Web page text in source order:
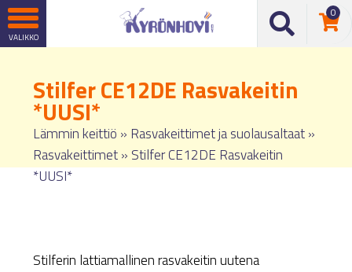
0
Stilfer CE12DE Rasvakeitin
*UUSI*
Lämmin keittiö » Rasvakeittimet ja suolausaltaat»
Rasvakeittimet» Stilfer CE12DE Rasvakeitin
*UUSI*
Stilferin lattiamallinen rasvakeitin uutena